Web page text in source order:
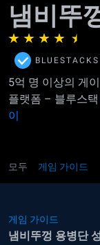
냄비뚜
5억 명 이상의 게
플랫폼 – 블루스택
이
모두 게임 가이드
게임 가이드
냄비뚜껑 용병단